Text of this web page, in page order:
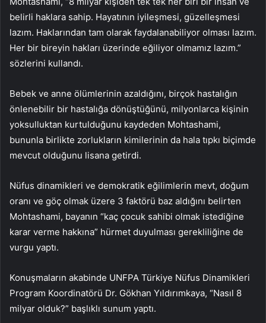
belirli haklara sahip. Hayatının iyileşmesi, güzelleşmesi
lazım. Haklarından tam olarak faydalanabiliyor olması lazım.
Her bir bireyin hakları üzerinde eğiliyor olmamız lazım.”
sözlerini kullandı.
Bebek ve anne ölümlerinin azaldığını, birçok hastalığın
önlenebilir bir hastalığa dönüştüğünü, milyonlarca kişinin
yoksulluktan kurtulduğunu kaydeden Mohtashami,
bununla birlikte zorlukların kimilerinin da hala tıpkı biçimde
mevcut olduğunu lisana getirdi.
Nüfus dinamikleri ve demokratik eğilimlerin mevt, doğum
oranı ve göç olmak üzere 3 faktörü baz aldığını belirten
Mohtashami, bayanın “kaç çocuk sahibi olmak istediğine
karar verme hakkına” hürmet duyulması gerekliliğine de
vurgu yaptı.
Konuşmaların akabinde UNFPA Türkiye Nüfus Dinamikleri
Program Koordinatörü Dr. Gökhan Yıldırımkaya, “Nasıl 8
milyar olduk?” başlıklı sunum yaptı.